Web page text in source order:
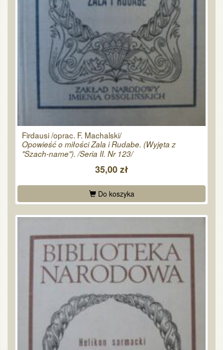
Firdausi /oprac. F. Machalski/
Opowieść o miłości Zala i Rudabe. (Wyjęta z
"Szach-name"). /Seria II. Nr 123/
35,00 zł
Do koszyka